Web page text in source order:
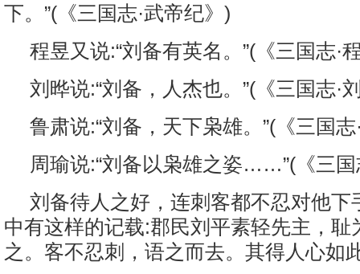
下。”(《三国志·武帝纪》)
程昱又说:“刘备有英名。”(《三国志·
刘晔说:“刘备，人杰也。”(《三国志·
鲁肃说:“刘备，天下枭雄。”(《三国
周瑜说:“刘备以枭雄之姿……”(《三国
刘备待人之好，连刺客都不忍对他下
中有这样的记载:郡民刘平素轻先主，耻
之。客不忍刺，语之而去。其得人心如